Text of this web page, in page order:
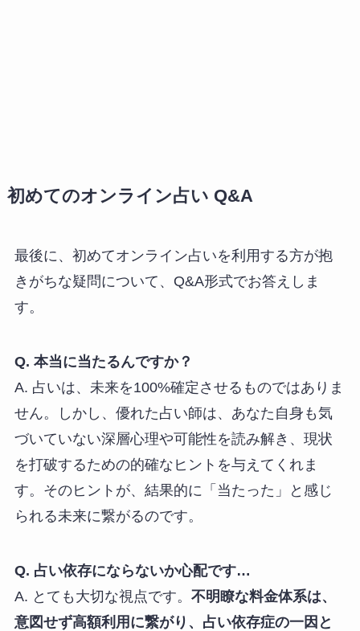
初めてのオンライン占い Q&A
最後に、初めてオンライン占いを利用する方が抱
きがちな疑問について、Q&A形式でお答えしま
す。
Q. 本当に当たるんですか？
A. 占いは、未来を100%確定させるものではありま
せん。しかし、優れた占い師は、あなた自身も気
づいていない深層心理や可能性を読み解き、現状
を打破するための的確なヒントを与えてくれま
す。そのヒントが、結果的に「当たった」と感じ
られる未来に繋がるのです。
Q. 占い依存にならないか心配です…
A. とても大切な視点です。 不明瞭な料金体系は、
意図せず高額利用に繋がり、占い依存症の一因と